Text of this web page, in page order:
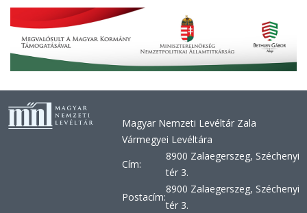
Magyar Nemzeti Levéltár Zala
Vármegyei Levéltára
Cím:
8900 Zalaegerszeg, Széchenyi
tér 3.
Postacím:
8900 Zalaegerszeg, Széchenyi
tér 3.